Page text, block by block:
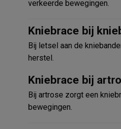
verkeerde bewegingen.
Kniebrace bij
Bij letsel aan de
herstel.
Kniebrace bij
Bij artrose zorgt een
bewegingen.